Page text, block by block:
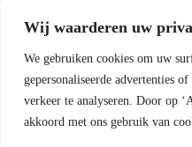
Wij waarderen uw
We gebruiken cookies om uw
gepersonaliseerde advertenties
verkeer te analyseren. Door op
akkoord met ons gebruik van
Algemene voorwaarden